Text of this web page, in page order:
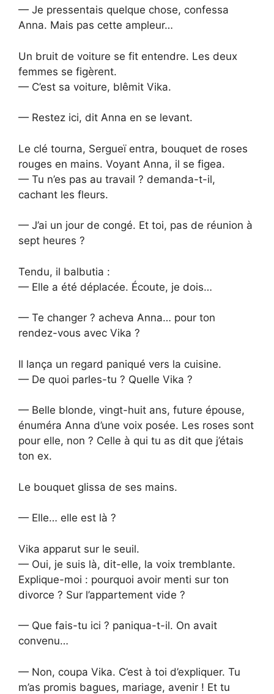
— Je pressentais quelque chose, confessa
Anna. Mais pas cette ampleur…
Un bruit de voiture se fit entendre. Les deux
femmes se figèrent.
— C’est sa voiture, blêmit Vika.
— Restez ici, dit Anna en se levant.
Le clé tourna, Sergueï entra, bouquet de roses
rouges en mains. Voyant Anna, il se figea.
— Tu n’es pas au travail ? demanda-t-il,
cachant les fleurs.
— J’ai un jour de congé. Et toi, pas de réunion à
sept heures ?
Tendu, il balbutia :
— Elle a été déplacée. Écoute, je dois…
— Te changer ? acheva Anna… pour ton
rendez-vous avec Vika ?
Il lança un regard paniqué vers la cuisine.
— De quoi parles-tu ? Quelle Vika ?
— Belle blonde, vingt-huit ans, future épouse,
énuméra Anna d’une voix posée. Les roses sont
pour elle, non ? Celle à qui tu as dit que j’étais
ton ex.
Le bouquet glissa de ses mains.
— Elle… elle est là ?
Vika apparut sur le seuil.
— Oui, je suis là, dit-elle, la voix tremblante.
Explique-moi : pourquoi avoir menti sur ton
divorce ? Sur l’appartement vide ?
— Que fais-tu ici ? paniqua-t-il. On avait
convenu…
— Non, coupa Vika. C’est à toi d’expliquer. Tu
m’as promis bagues, mariage, avenir ! Et tu